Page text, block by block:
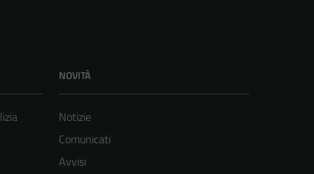
NOVITÀ
Notizie
Comunicati
Avvisi